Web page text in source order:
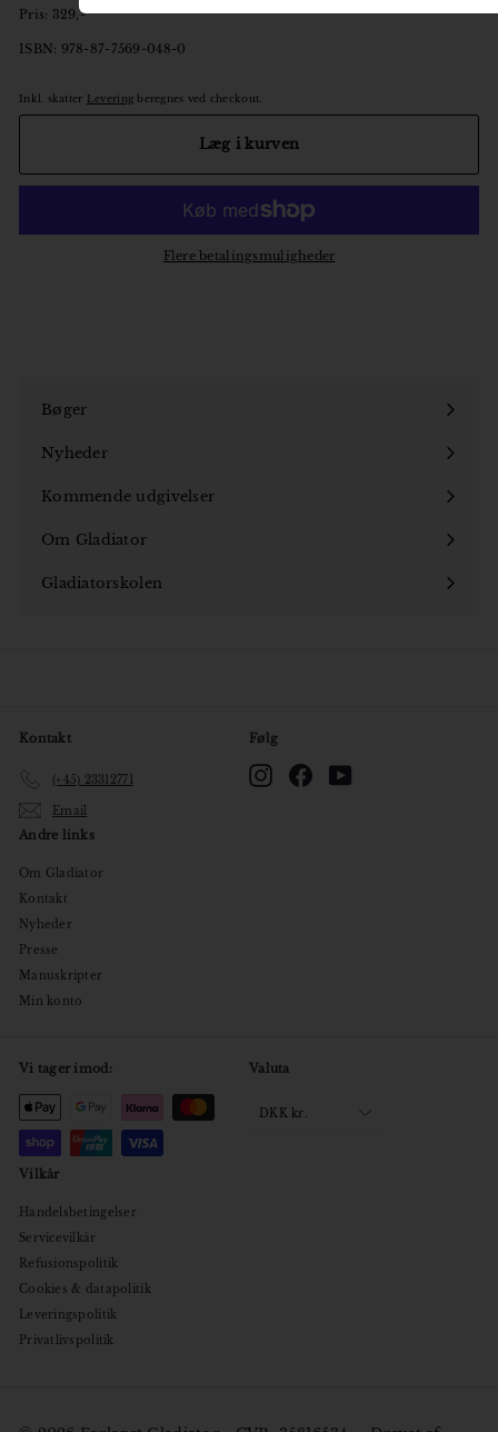
Pris: 329,-
ISBN: 978-87-7569-048-0
Inkl. skatter Levering beregnes ved checkout.
Læg i kurven
Flere betalingsmuligheder
Bøger
Åbn
Nyheder
Kommende udgivelser
Om Gladiator
Åbn
Gladiatorskolen
Åbn
Kontakt
(+45) 23312771
Email
Følg
InstagramFacebook
Andre links
Om Gladiator
Kontakt
Nyheder
Presse
Manuskripter
Min konto
Vi tager imod: Valuta
DKK kr.
Vilkår
Handelsbetingelser
Servicevilkår
Refusionspolitik
Cookies & datapolitik
Leveringspolitik
Privatlivspolitik